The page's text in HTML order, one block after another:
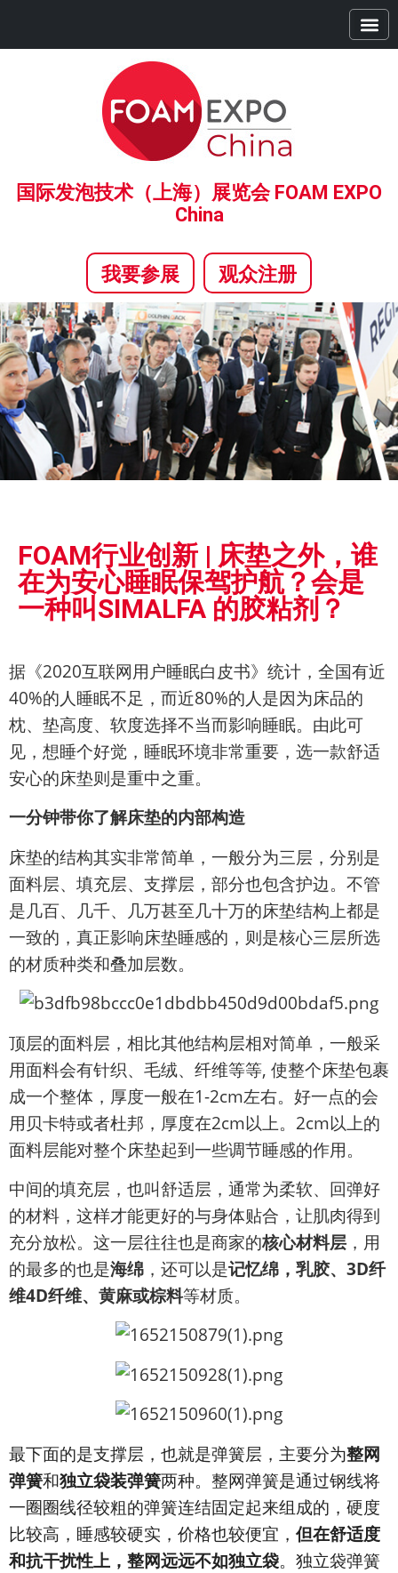
国际发泡技术（上海）展览会 FOAM EXPO
China
我要参展 观众注册
新闻
FOAM行业创新 | 床垫之外，谁
在为安心睡眠保驾护航？会是
一种叫SIMALFA 的胶粘剂？
据《2020互联网用户睡眠白皮书》统计，全国有近
40%的人睡眠不足，而近80%的人是因为床品的
枕、垫高度、软度选择不当而影响睡眠。由此可
见，想睡个好觉，睡眠环境非常重要，选一款舒适
安心的床垫则是重中之重。
一分钟带你了解床垫的内部构造
床垫的结构其实非常简单，一般分为三层，分别是
面料层、填充层、支撑层，部分也包含护边。不管
是几百、几千、几万甚至几十万的床垫结构上都是
一致的，真正影响床垫睡感的，则是核心三层所选
的材质种类和叠加层数。
顶层的面料层，相比其他结构层相对简单，一般采
用面料会有针织、毛绒、纤维等等, 使整个床垫包裹
成一个整体，厚度一般在1-2cm左右。好一点的会
用贝卡特或者杜邦，厚度在2cm以上。2cm以上的
面料层能对整个床垫起到一些调节睡感的作用。
中间的填充层，也叫舒适层，通常为柔软、回弹好
的材料，这样才能更好的与身体贴合，让肌肉得到
充分放松。这一层往往也是商家的核心材料层 ，用
的最多的也是海绵 ，还可以是记忆绵，乳胶、3D纤
维4D纤维、黄麻或棕料等材质。
最下面的是支撑层，也就是弹簧层，主要分为整网
弹簧和独立袋装弹簧两种。整网弹簧是通过钢线将
一圈圈线径较粗的弹簧连结固定起来组成的，硬度
比较高，睡感较硬实，价格也较便宜， 但在舒适度
和抗干扰性上，整网远远不如独立袋。独立袋弹簧